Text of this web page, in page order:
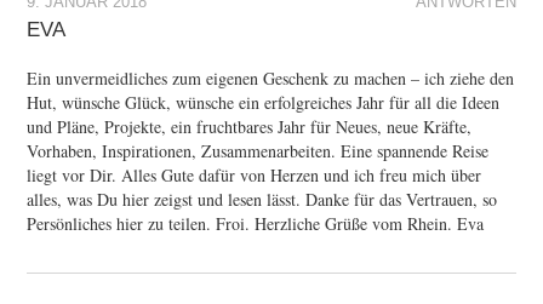
EVA
Ein unvermeidliches zum eigenen Geschenk zu machen – ich ziehe den
Hut, wünsche Glück, wünsche ein erfolgreiches Jahr für all die Ideen
und Pläne, Projekte, ein fruchtbares Jahr für Neues, neue Kräfte,
Vorhaben, Inspirationen, Zusammenarbeiten. Eine spannende Reise
liegt vor Dir. Alles Gute dafür von Herzen und ich freu mich über
alles, was Du hier zeigst und lesen lässt. Danke für das Vertrauen, so
Persönliches hier zu teilen. Froi. Herzliche Grüße vom Rhein. Eva